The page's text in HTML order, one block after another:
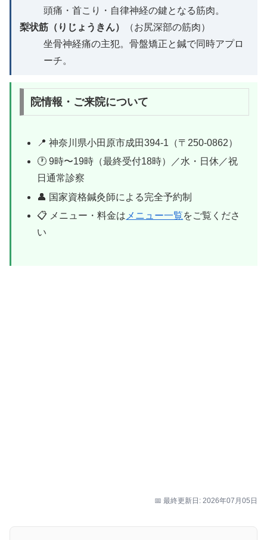
頭痛・首こり・自律神経の鍵となる筋肉。
梨状筋（りじょうきん）
（お尻深部の筋肉）
坐骨神経痛の主犯。骨盤矯正と鍼で同時アプロ
ーチ。
院情報・ご来院について
📍 神奈川県小田原市成田394-1（〒250-0862）
🕐 9時〜19時（最終受付18時）／水・日休／祝
日通常診察
👤 国家資格鍼灸師による完全予約制
📋 メニュー・料金は メニュー一覧をご覧くださ
い
📅 最終更新日: 2026年07月05日